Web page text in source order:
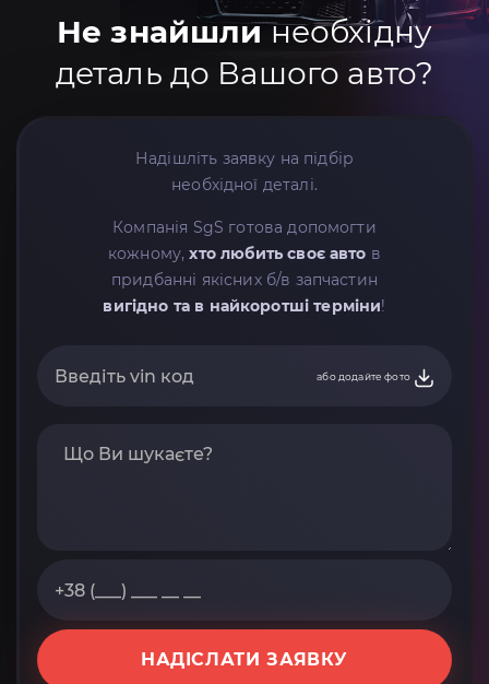
Не знайшлинеобхідну
деталь до Вашого авто?
Надішліть заявку на підбір
необхідної деталі.
Компанія SgS готова допомогти
кожному,хто любить своє авто в
придбанні якісних б/в запчастин
вигідно та в найкоротші терміни!
або додайте фото
НАДІСЛАТИ ЗАЯВКУ